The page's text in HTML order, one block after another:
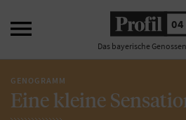

Das bayerische
GENOGRAMM
Eine kleine